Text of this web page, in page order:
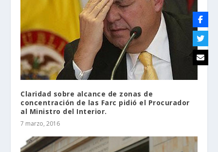
Claridad sobre alcance de zonas de
concentración de las Farc pidió el Procurador
al Ministro del Interior.
7 marzo, 2016